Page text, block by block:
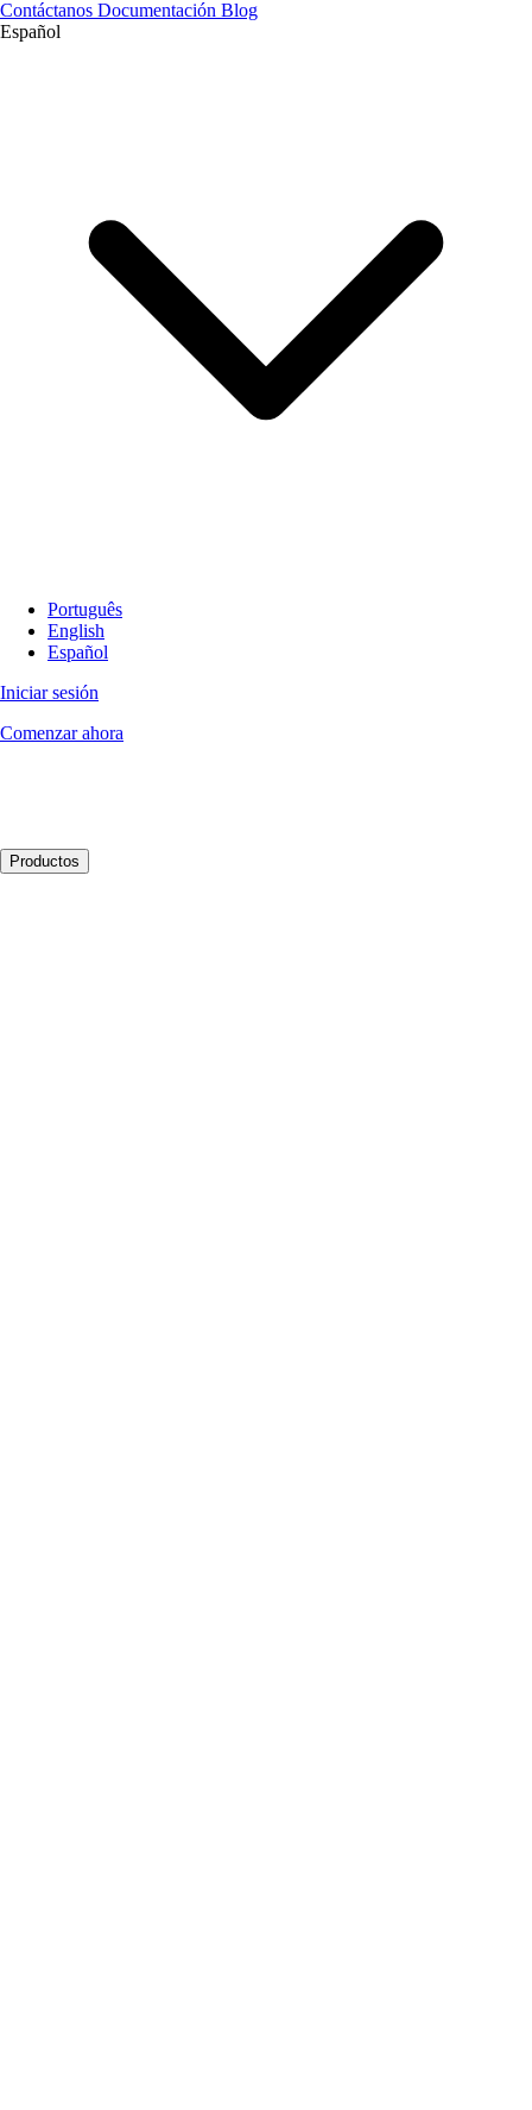
Contáctanos Documentación Blog
Español
Português
English
Español
Iniciar sesión
Comenzar ahora
Productos